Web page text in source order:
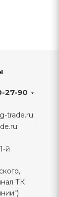
27-90
trade.ru
й
ТК